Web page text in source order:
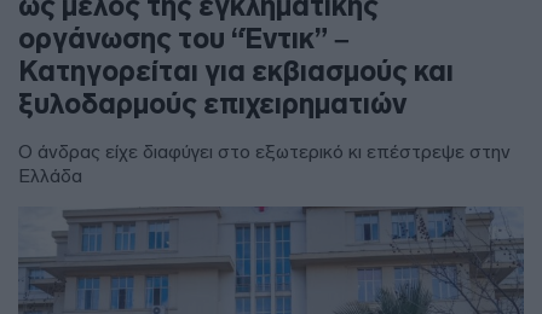
οργάνωσης του “Έντικ” –
Κατηγορείται για εκβιασμούς και
ξυλοδαρμούς επιχειρηματιών
Ο άνδρας είχε διαφύγει στο εξωτερικό κι επέστρεψε στην
Ελλάδα